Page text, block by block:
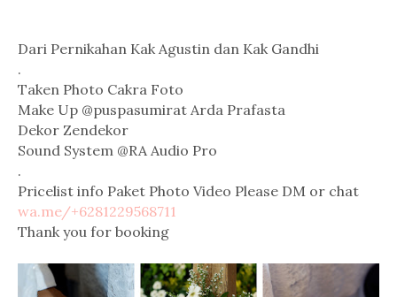
Dari Pernikahan Kak Agustin dan Kak Gandhi
.
Taken Photo Cakra Foto
Make Up @puspasumirat Arda Prafasta
Dekor Zendekor
Sound System @RA Audio Pro
.
wa.me/+6281229568711
Thank you for booking